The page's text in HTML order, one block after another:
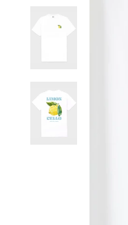
Limoncello
Shirt
Limoncello